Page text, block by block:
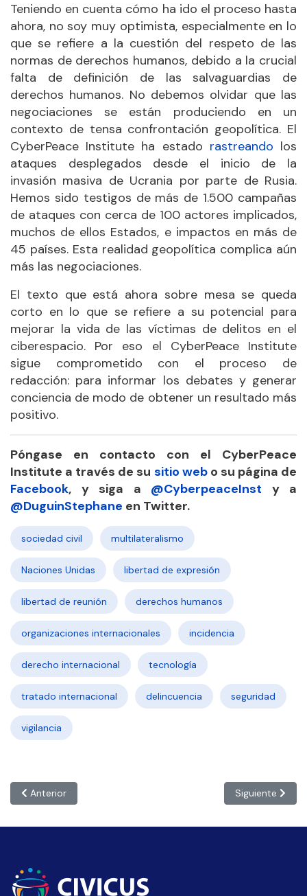
Teniendo en cuenta cómo ha ido el proceso hasta
ahora, no soy muy optimista, especialmente en lo
que se refiere a la cuestión del respeto de las
normas de derechos humanos, debido a la crucial
falta de definición de las salvaguardias de
derechos humanos. No debemos olvidar que las
negociaciones se están produciendo en un
contexto de tensa confrontación geopolítica. El
CyberPeace Institute ha estado rastreando los
ataques desplegados desde el inicio de la
invasión masiva de Ucrania por parte de Rusia.
Hemos sido testigos de más de 1.500 campañas
de ataques con cerca de 100 actores implicados,
muchos de ellos Estados, e impactos en más de
45 países. Esta realidad geopolítica complica aún
más las negociaciones.
El texto que está ahora sobre mesa se queda
corto en lo que se refiere a su potencial para
mejorar la vida de las víctimas de delitos en el
ciberespacio. Por eso el CyberPeace Institute
sigue comprometido con el proceso de
redacción: para informar los debates y generar
conciencia de modo de obtener un resultado más
positivo.
Póngase en contacto con el CyberPeace
Institute a través de su sitio webo su página de
Facebook, y siga a @CyberpeaceInst y a
@DuguinStephane en Twitter.
sociedad civil multilateralismo
Naciones Unidas libertad de expresión
libertad de reunión derechos humanos
organizaciones internacionales incidencia
derecho internacional tecnología
tratado internacional delincuencia seguridad
vigilancia
Artículo anterior: UGANDA: ‘Shrinking civic space means
Anterior Artículo
Siguiente